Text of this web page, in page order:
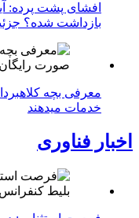
افشای پشت پرده:
بازداشت شده؟
معرفی بچه
خدمات میدهند
اخبار فناوری